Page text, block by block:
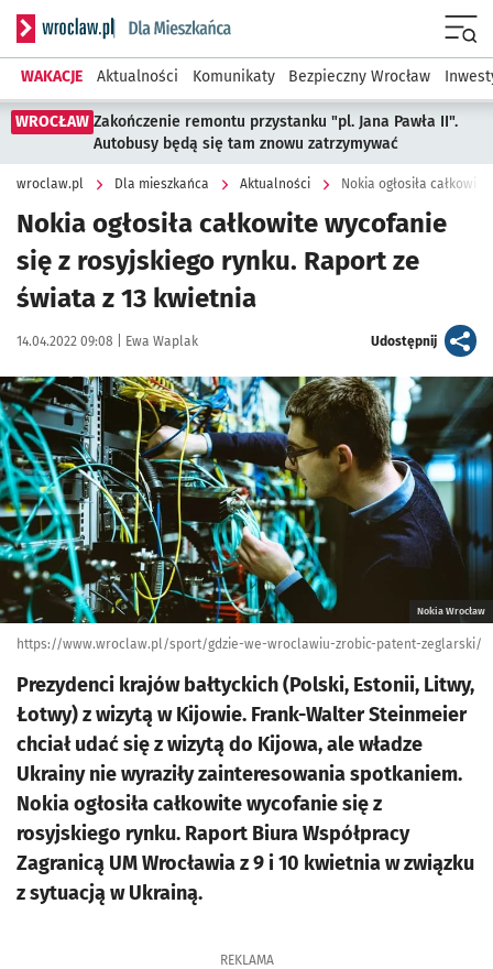
Serwis informacyjny wroclaw.pl podserwis: Dla mieszkańca
WAKACJE Aktualności Komunikaty Bezpieczny Wrocław
WROCŁAW Zakończenie remontu przystanku "pl. Jana Pawła II".
Autobusy będą się tam znowu zatrzymywać
wroclaw.pl Dla mieszkańca Aktualności
Nokia ogłosiła całkowite wycofanie
się z rosyjskiego rynku. Raport ze
świata z 13 kwietnia
Data publikacji:
14.04.2022 09:08 | Autor:
Ewa Waplak Udostępnijartykuł
Kliknij, aby powiększyć
Nokia Wrocław
https://www.wroclaw.pl/sport/gdzie-we-wroclawiu-zrobic-patent-zeglarski/
Prezydenci krajów bałtyckich (Polski, Estonii, Litwy,
Łotwy) z wizytą w Kijowie. Frank-Walter Steinmeier
chciał udać się z wizytą do Kijowa, ale władze
Ukrainy nie wyraziły zainteresowania spotkaniem.
Nokia ogłosiła całkowite wycofanie się z
rosyjskiego rynku. Raport Biura Współpracy
Zagranicą UM Wrocławia z 9 i 10 kwietnia w związku
z sytuacją w Ukrainą.
REKLAMA